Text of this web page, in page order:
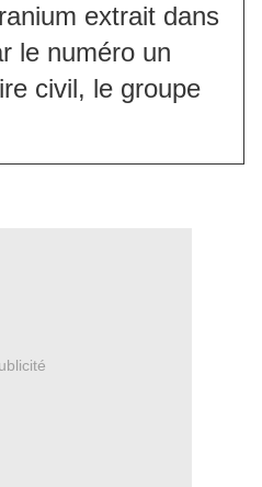
extrait dans
le numéro un
civil, le groupe